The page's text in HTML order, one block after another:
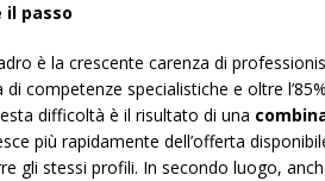
il passo
è la crescente carenza di
competenze specialistiche e oltre
difficoltà è il risultato di una
più rapidamente dell’offerta
gli stessi profili. In secondo luogo,